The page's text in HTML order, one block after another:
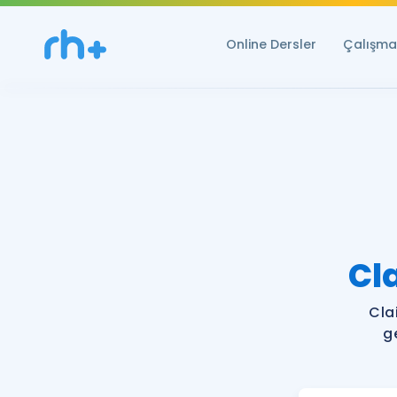
Online Dersler